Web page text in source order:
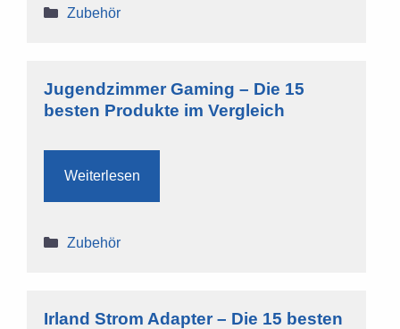
Kategorien
Zubehör
Jugendzimmer Gaming – Die 15
besten Produkte im Vergleich
Weiterlesen
Kategorien
Zubehör
Irland Strom Adapter – Die 15 besten